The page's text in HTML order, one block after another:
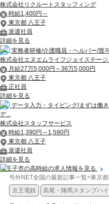
株式会社リクルートスタッフィング
時給1,400円～
東京都 八王子
派遣社員
詳細を見る
実務者研修/介護職員・ヘルパー/賞
株式会社エヌエムライフジョイステー
月給27万5,000円～36万5,000円
東京都 八王子
正社員
詳細を見る
データ入力・タイピング/まずは働
デ...
株式会社スタッフサービス
時給1,390円～1,590円
東京都 八王子
派遣社員
詳細を見る
八王子市の高時給の求人情報を見る
号外NET全国の最新記事一覧>東京
京王電鉄
高尾・陣馬スタンプハ